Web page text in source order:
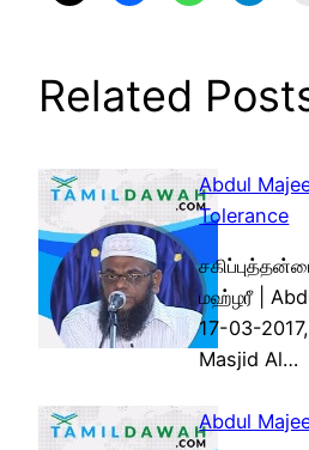
Related
Abdul
Tolerance
மஹ்ழரீ |
17-03-
Masjid Al…
Abdul